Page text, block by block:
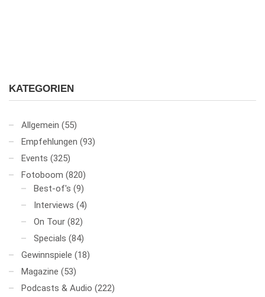
KATEGORIEN
Allgemein (55)
Empfehlungen (93)
Events (325)
Fotoboom (820)
Best-of's (9)
Interviews (4)
On Tour (82)
Specials (84)
Gewinnspiele (18)
Magazine (53)
Podcasts & Audio (222)